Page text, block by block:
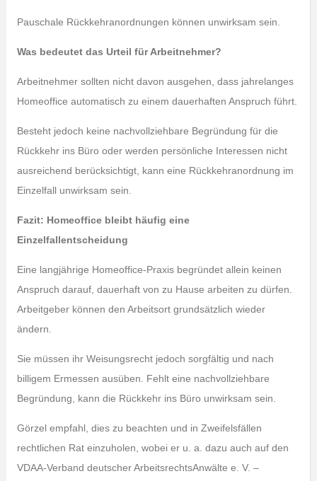
Pauschale Rückkehranordnungen können unwirksam sein.
Was bedeutet das Urteil für Arbeitnehmer?
Arbeitnehmer sollten nicht davon ausgehen, dass jahrelanges
Homeoffice automatisch zu einem dauerhaften Anspruch führt.
Besteht jedoch keine nachvollziehbare Begründung für die
Rückkehr ins Büro oder werden persönliche Interessen nicht
ausreichend berücksichtigt, kann eine Rückkehranordnung im
Einzelfall unwirksam sein.
Fazit: Homeoffice bleibt häufig eine
Einzelfallentscheidung
Eine langjährige Homeoffice-Praxis begründet allein keinen
Anspruch darauf, dauerhaft von zu Hause arbeiten zu dürfen.
Arbeitgeber können den Arbeitsort grundsätzlich wieder
ändern.
Sie müssen ihr Weisungsrecht jedoch sorgfältig und nach
billigem Ermessen ausüben. Fehlt eine nachvollziehbare
Begründung, kann die Rückkehr ins Büro unwirksam sein.
Görzel empfahl, dies zu beachten und in Zweifelsfällen
rechtlichen Rat einzuholen, wobei er u. a. dazu auch auf den
VDAA-Verband deutscher ArbeitsrechtsAnwälte e. V. –